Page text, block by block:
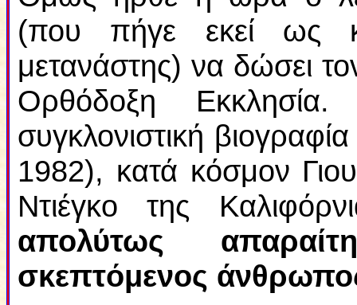
(που πήγε εκεί ως
μετανάστης) να δώσει
Ορθόδοξη
συγκλονιστική
1982), κατά κόσμον
Ντιέγκο της
απολύτως
σκεπτόμενος